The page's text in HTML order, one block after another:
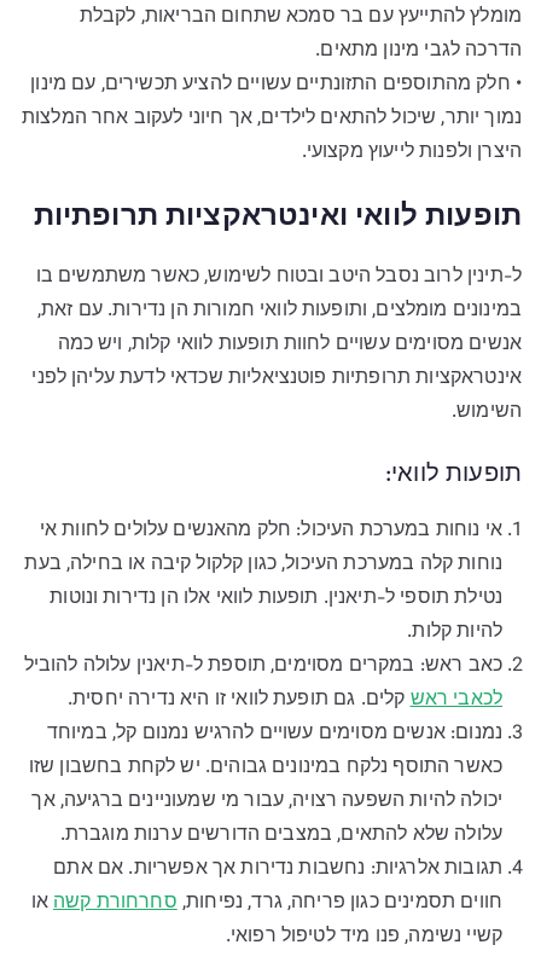
מומלץ להתייעץ עם בר סמכא שתחום הבריאות, לקבלת
הדרכה לגבי מינון מתאים.
• חלק מהתוספים התזונתיים עשויים להציע תכשירים, עם מינון
נמוך יותר, שיכול להתאים לילדים, אך חיוני לעקוב אחר המלצות
היצרן ולפנות לייעוץ מקצועי.
תופעות לוואי ואינטראקציות תרופתיות
ל-תינין לרוב נסבל היטב ובטוח לשימוש, כאשר משתמשים בו
במינונים מומלצים, ותופעות לוואי חמורות הן נדירות. עם זאת,
אנשים מסוימים עשויים לחוות תופעות לוואי קלות, ויש כמה
אינטראקציות תרופתיות פוטנציאליות שכדאי לדעת עליהן לפני
השימוש.
תופעות לוואי:
אי נוחות במערכת העיכול: חלק מהאנשים עלולים לחוות אי
נוחות קלה במערכת העיכול, כגון קלקול קיבה או בחילה, בעת
נטילת תוספי ל-תיאנין. תופעות לוואי אלו הן נדירות ונוטות
להיות קלות.
כאב ראש: במקרים מסוימים, תוספת ל-תיאנין עלולה להוביל
לכאבי ראשקלים. גם תופעת לוואי זו היא נדירה יחסית.
נמנום: אנשים מסוימים עשויים להרגיש נמנום קל, במיוחד
כאשר התוסף נלקח במינונים גבוהים. יש לקחת בחשבון שזו
יכולה להיות השפעה רצויה, עבור מי שמעוניינים ברגיעה, אך
עלולה שלא להתאים, במצבים הדורשים ערנות מוגברת.
תגובות אלרגיות: נחשבות נדירות אך אפשריות. אם אתם
חווים תסמינים כגון פריחה, גרד, נפיחות,סחרחורת קשהאו
קשיי נשימה, פנו מיד לטיפול רפואי.